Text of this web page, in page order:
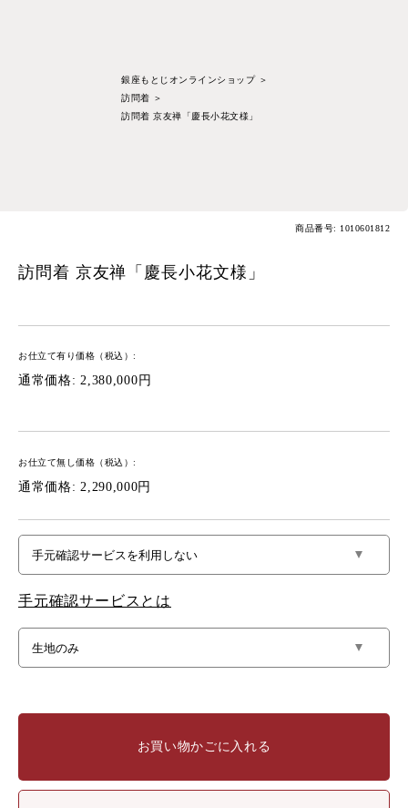
銀座もとじオンラインショップ＞
訪問着 ＞
訪問着 京友禅「慶長小花文様」
商品番号: 1010601812
訪問着 京友禅「慶長小花文様」
お仕立て有り価格（税込）:
通常価格:2,380,000円
お仕立て無し価格（税込）:
通常価格: 2,290,000円
手元確認サービスとは
お買い物かごに入れる